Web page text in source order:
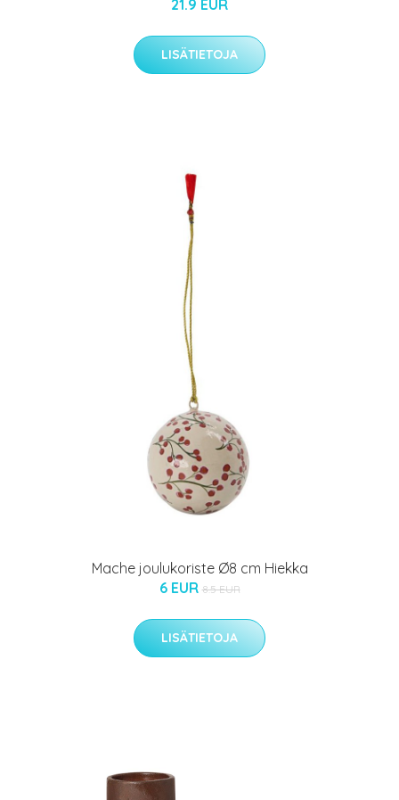
21.9 EUR
LISÄTIETOJA
Mache joulukoriste Ø8 cm Hiekka
6 EUR 8.5 EUR
LISÄTIETOJA